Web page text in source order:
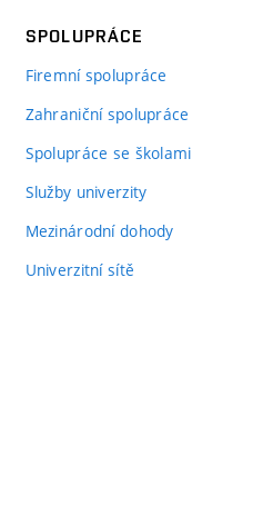
SPOLUPRÁCE
Firemní spolupráce
Zahraniční spolupráce
Spolupráce se školami
Služby univerzity
Mezinárodní dohody
Univerzitní sítě